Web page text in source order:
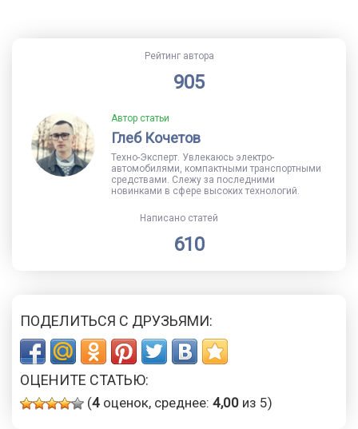
Рейтинг автора
905
Автор статьи
Глеб Кочетов
Техно-Эксперт. Увлекаюсь электро-
автомобилями, компактными транспортными
средствами. Слежу за последними
новинками в сфере высоких технологий.
Написано статей
610
ПОДЕЛИТЬСЯ С ДРУЗЬЯМИ:
ОЦЕНИТЕ СТАТЬЮ:
(4 оценок, среднее: 4,00 из 5)